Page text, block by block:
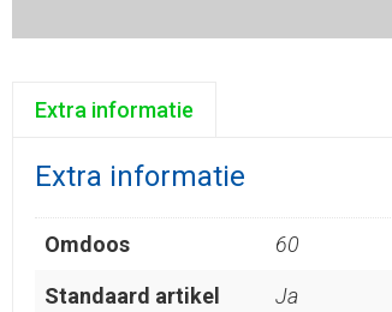
Extra informatie
Extra informatie
Omdoos 60
Standaard artikel Ja